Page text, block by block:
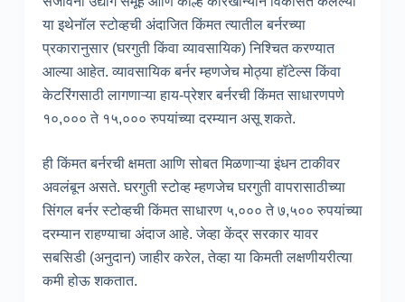
या इथेनॉल स्टोव्हची अंदाजित किंमत त्यातील बर्नरच्या
प्रकारानुसार (घरगुती किंवा व्यावसायिक) निश्चित करण्यात
आल्या आहेत. व्यावसायिक बर्नर म्हणजेच मोठ्या हॉटेल्स किंवा
केटरिंगसाठी लागणाऱ्या हाय-प्रेशर बर्नरची किंमत साधारणपणे
१०,००० ते १५,००० रुपयांच्या दरम्यान असू शकते.
ही किंमत बर्नरची क्षमता आणि सोबत मिळणाऱ्या इंधन टाकीवर
अवलंबून असते. घरगुती स्टोव्ह म्हणजेच घरगुती वापरासाठीच्या
सिंगल बर्नर स्टोव्हची किंमत साधारण ५,००० ते ७,५०० रुपयांच्या
दरम्यान राहण्याचा अंदाज आहे. जेव्हा केंद्र सरकार यावर
सबसिडी (अनुदान) जाहीर करेल, तेव्हा या किमती लक्षणीयरीत्या
कमी होऊ शकतात.